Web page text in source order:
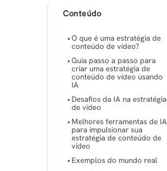
Conteúdo
O que é uma estratégia de
conteúdo de vídeo?
Guia passo a passo para
criar uma estratégia de
conteúdo de vídeo usando
IA
Desafios da IA ​​na estratégia
de vídeo
Melhores ferramentas de IA
para impulsionar sua
estratégia de conteúdo de
vídeo
Exemplos do mundo real